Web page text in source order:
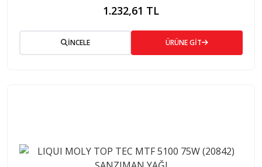
1.232,61 TL
İNCELE ÜRÜNE GİT